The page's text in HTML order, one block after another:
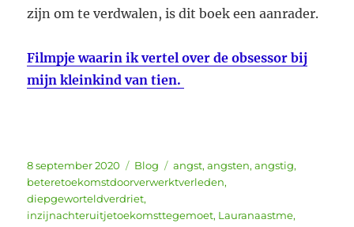
zijn om te verdwalen, is dit boek een aanrader.
Filmpje waarin ik vertel over de obsessor bij
mijn kleinkind van tien.
Geplaatst
op
8 september 2020 Categorieën
Blog Tags
angst,angsten,angstig,
beteretoekomstdoorverwerktverleden,
diepgeworteldverdriet,
inzijnachteruitjetoekomsttegemoet, Lauranaastme,